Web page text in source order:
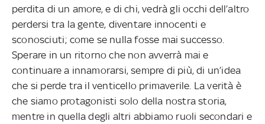
perdita di un amore, e di chi, vedrà gli occhi dell’altro
perdersi tra la gente, diventare innocenti e
sconosciuti; come se nulla fosse mai successo.
Sperare in un ritorno che non avverrà mai e
continuare a innamorarsi, sempre di più, di un’idea
che si perde tra il venticello primaverile. La verità è
che siamo protagonisti solo della nostra storia,
mentre in quella degli altri abbiamo ruoli secondari e